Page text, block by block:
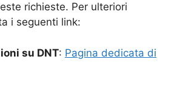
richieste. Per ulteriori
i seguenti link:
su DNT: Pagina dedicata di